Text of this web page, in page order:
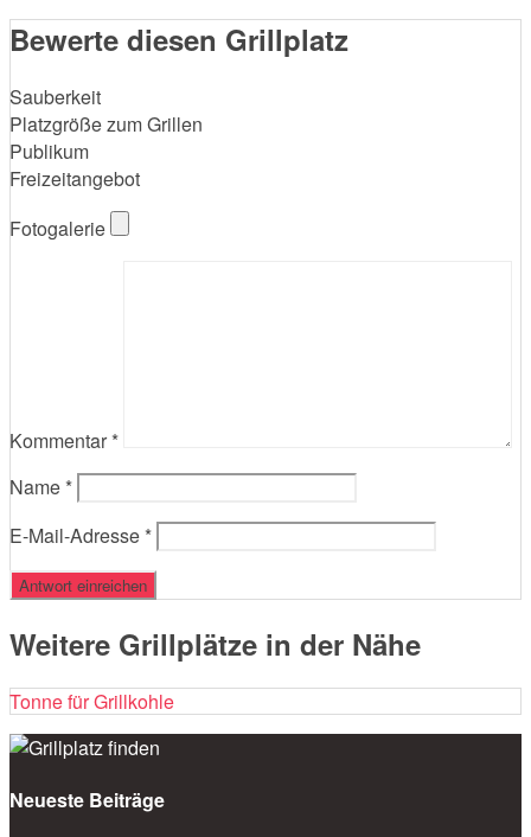
Bewerte diesen Grillplatz
Sauberkeit
Platzgröße zum Grillen
Publikum
Freizeitangebot
Fotogalerie
Kommentar *
Name *
E-Mail-Adresse *
Weitere Grillplätze in der Nähe
Tonne für Grillkohle
Neueste Beiträge